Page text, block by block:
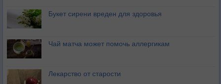
Букет сирени вреден для здоровья
Чай матча может помочь аллергикам
Лекарство от старости